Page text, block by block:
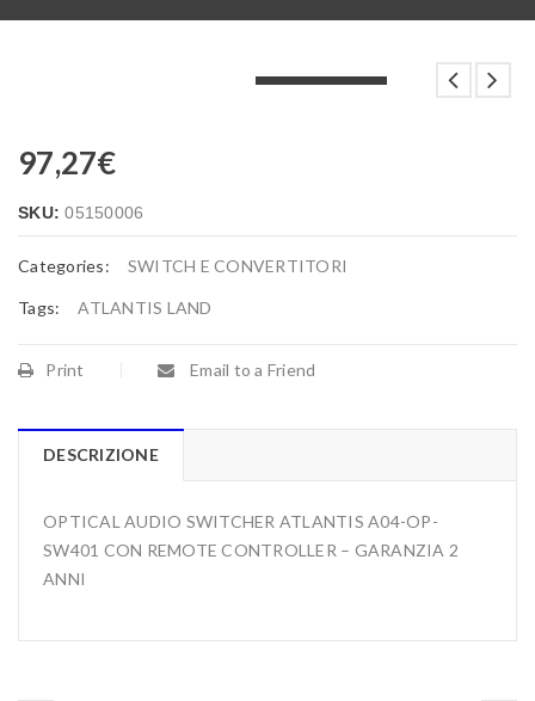
97,27€
SKU:05150006
Categories: SWITCH E CONVERTITORI
Tags: ATLANTIS LAND
Print Email to a Friend
DESCRIZIONE
OPTICAL AUDIO SWITCHER ATLANTIS A04-OP-
SW401 CON REMOTE CONTROLLER – GARANZIA 2
ANNI